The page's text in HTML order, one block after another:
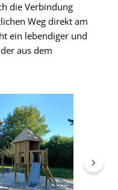
die Verbindung
Weg direkt am
ein lebendiger und
aus dem